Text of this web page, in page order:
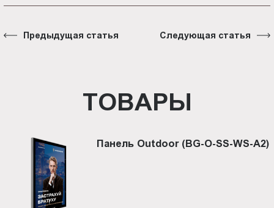
Предыдущая статья Следующая статья
ТОВАРЫ
Панель Outdoor (BG-O-SS-WS-A2)